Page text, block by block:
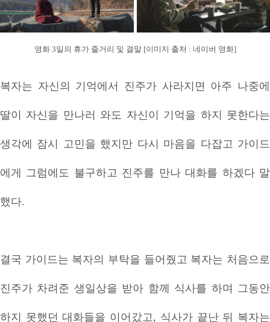
영화 3일의 휴가 줄거리 및 결말 [이미지 출처 : 네이버 영화]
복자는 자신의 기억에서 진주가 사라지면 아주 나중에
딸이 자신을 만나러 와도 자신이 기억을 하지 못한다는
생각에 잠시 고민을 했지만 다시 마음을 다잡고 가이드
에게 그럼에도 불구하고 진주를 만나 대화를 하겠다 말
했다.
결국 가이드는 복자의 부탁을 들어줬고 복자는 처음으로
진주가 차려준 생일상을 받아 함께 식사를 하며 그동안
하지 못했던 대화들을 이어갔고, 식사가 끝난 뒤 복자는